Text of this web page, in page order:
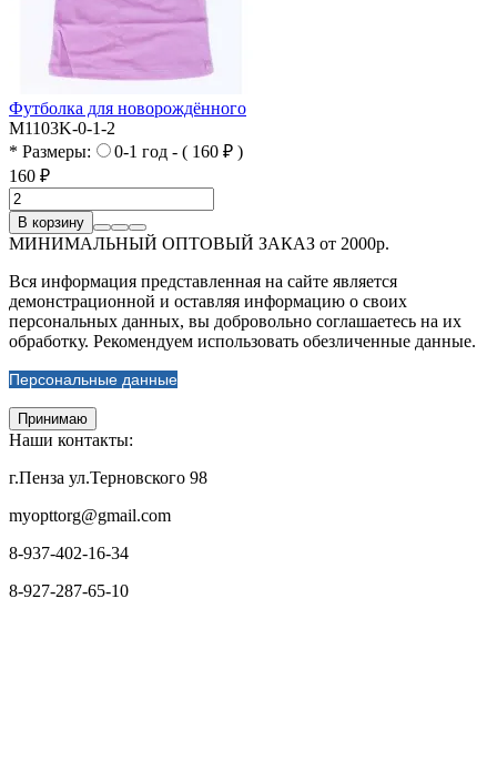
Футболка для новорождённого
M1103K-0-1-2
* Размеры:
0-1 год - ( 160 ₽ )
160 ₽
В корзину
МИНИМАЛЬНЫЙ ОПТОВЫЙ ЗАКАЗ от 2000р.
Вся информация представленная на сайте является
демонстрационной и оставляя информацию о своих
персональных данных, вы добровольно соглашаетесь на их
обработку. Рекомендуем использовать обезличенные данные.
Персональные данные
Принимаю
Наши контакты:
г.Пенза ул.Терновского 98
myopttorg@gmail.com
8-937-402-16-34
8-927-287-65-10